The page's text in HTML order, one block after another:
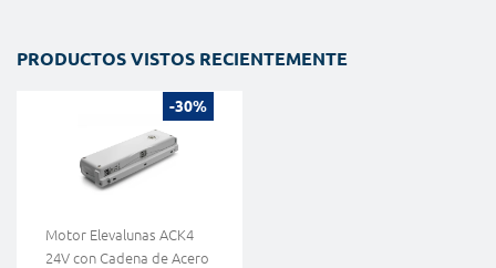
PRODUCTOS VISTOS RECIENTEMENTE
-30%
Motor Elevalunas ACK4
24V con Cadena de Acero